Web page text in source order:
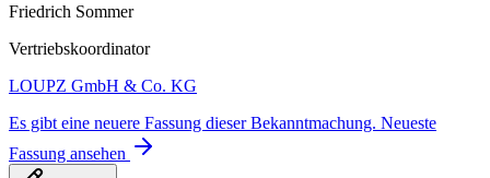
Friedrich Sommer
Vertriebskoordinator
LOUPZ GmbH & Co. KG
Es gibt eine neuere Fassung dieser Bekanntmachung. Neueste
Fassung ansehen